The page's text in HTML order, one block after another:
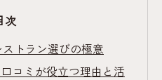
次
トラン選びの極意
コミが役立つ理由と活